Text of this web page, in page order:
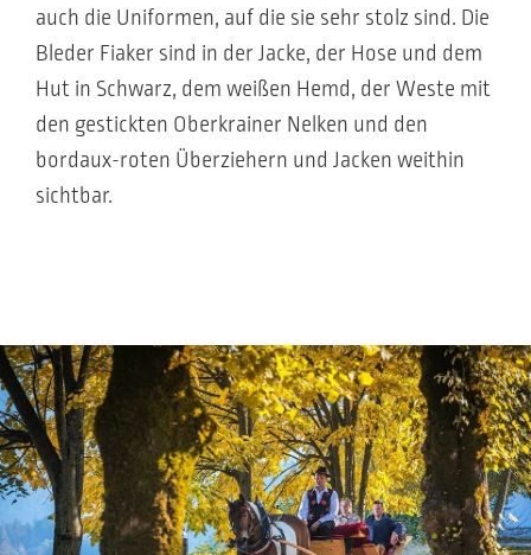
auch die Uniformen, auf die sie sehr stolz sind. Die
Bleder Fiaker sind in der Jacke, der Hose und dem
Hut in Schwarz, dem weißen Hemd, der Weste mit
den gestickten Oberkrainer Nelken und den
bordaux-roten Überziehern und Jacken weithin
sichtbar.